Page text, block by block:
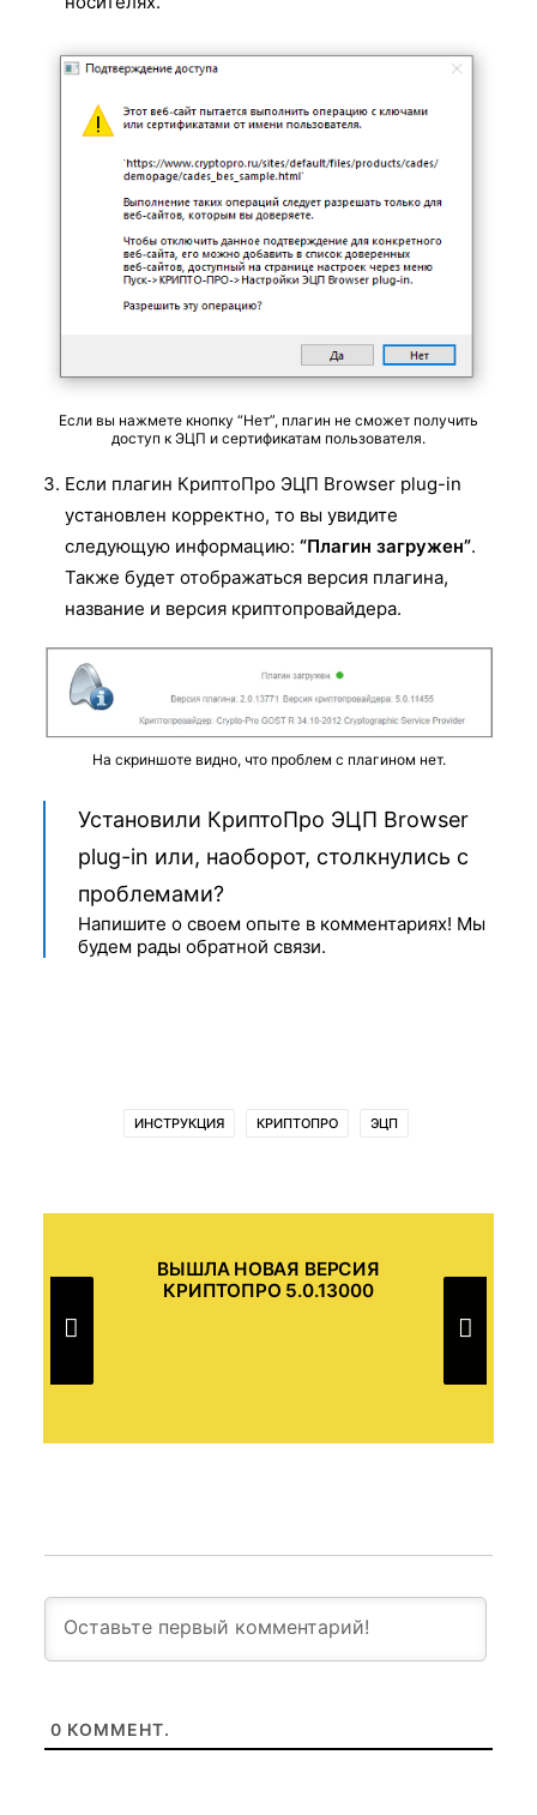
Если вы нажмете кнопку “Нет”, плагин не сможет получить
доступ к ЭЦП и сертификатам пользователя.
Если плагин КриптоПро ЭЦП Browser plug-in
установлен корректно, то вы увидите
следующую информацию: “Плагин загружен”.
Также будет отображаться версия плагина,
название и версия криптопровайдера.
На скриншоте видно, что проблем с плагином нет.
Установили КриптоПро ЭЦП Browser
plug-in или, наоборот, столкнулись с
проблемами?
Напишите о своем опыте в комментариях! Мы
будем рады обратной связи.
ИНСТРУКЦИЯ КРИПТОПРО ЭЦП
ВЫШЛА НОВАЯ ВЕРСИЯ
КРИПТОПРО 5.0.13000
0 КОММЕНТ.